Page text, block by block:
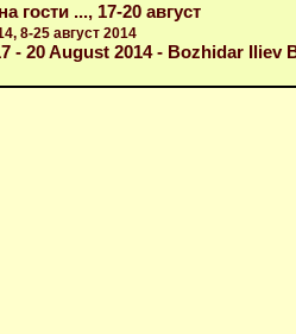
гости ..., 17-20 август
8-25 август 2014
- 20 August 2014 - Bozhidar Iliev